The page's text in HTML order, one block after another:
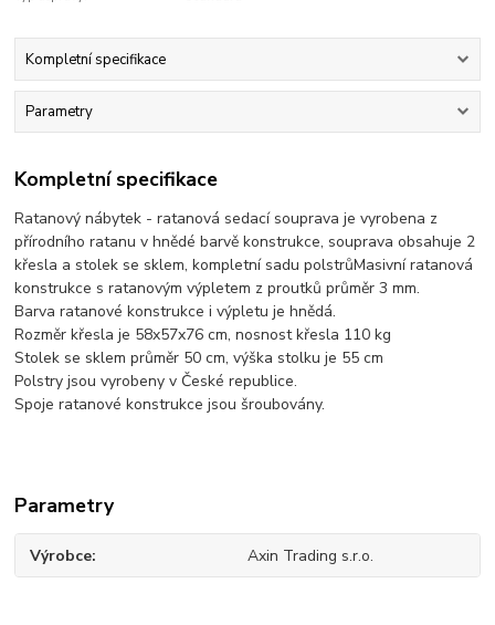
Kompletní specifikace
Parametry
Kompletní specifikace
Ratanový nábytek - ratanová sedací souprava je vyrobena z
přírodního ratanu v hnědé barvě konstrukce, souprava obsahuje 2
křesla a stolek se sklem, kompletní sadu polstrůMasivní ratanová
konstrukce s ratanovým výpletem z proutků průměr 3 mm.
Barva ratanové konstrukce i výpletu je hnědá.
Rozměr křesla je 58x57x76 cm, nosnost křesla 110 kg
Stolek se sklem průměr 50 cm, výška stolku je 55 cm
Polstry jsou vyrobeny v České republice.
Spoje ratanové konstrukce jsou šroubovány.
Parametry
Výrobce Axin Trading s.r.o.